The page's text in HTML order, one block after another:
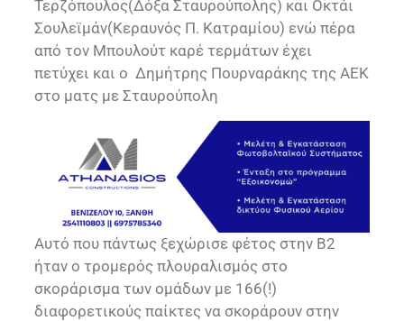
Τερζόπουλος(Δόξα Σταυρούπολης) και Οκτάι
Σουλεϊμάν(Κεραυνός Π. Κατραμίου) ενώ πέρα
από τον Μπουλούτ καρέ τερμάτων έχει
πετύχει και ο Δημήτρης Πουρναράκης της ΑΕΚ
στο ματς με Σταυρούπολη
Αυτό που πάντως ξεχώρισε φέτος στην Β2
ήταν ο τρομερός πλουραλισμός στο
σκοράρισμα των ομάδων με 166(!)
διαφορετικούς παίκτες να σκοράρουν στην